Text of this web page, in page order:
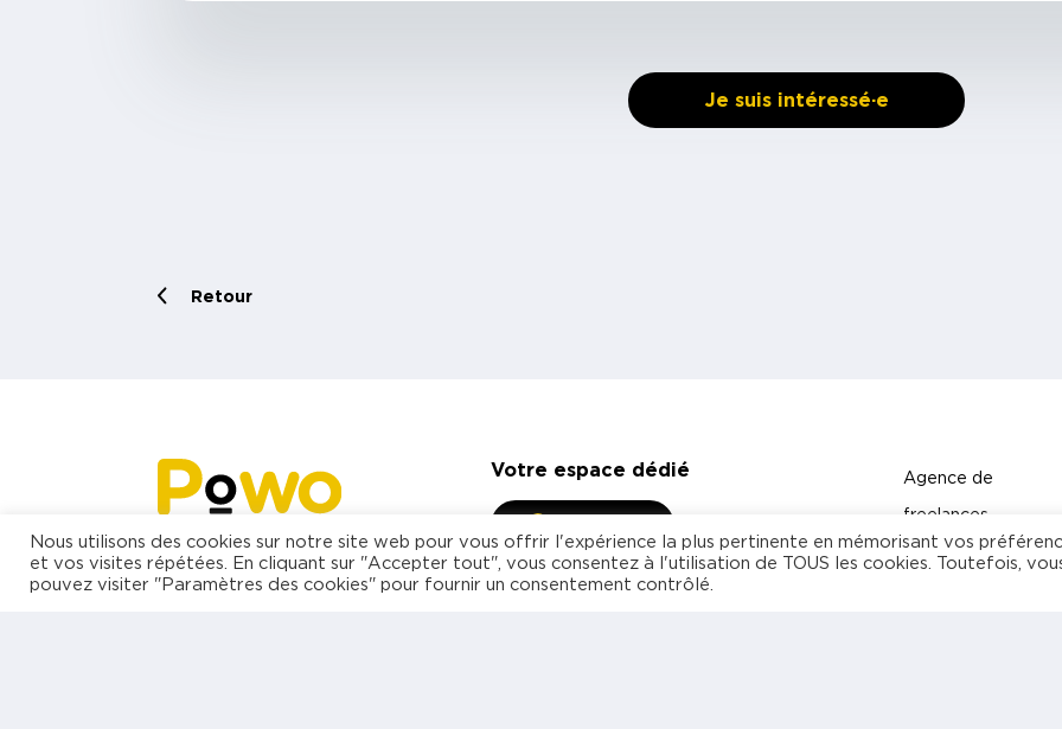
Je suis intéressé·e
Retour
Votre espace dédié Agence de
freelances
spécialisée en
Nous utilisons des cookies sur notre site web pour vous offrir l'expérience la plus pertinente en mémorisant vos
et vos visites répétées. En cliquant sur "Accepter tout", vous consentez à l'utilisation de TOUS les cookies. Toutefois,
pouvez visiter "Paramètres des cookies" pour fournir un consentement contrôlé.